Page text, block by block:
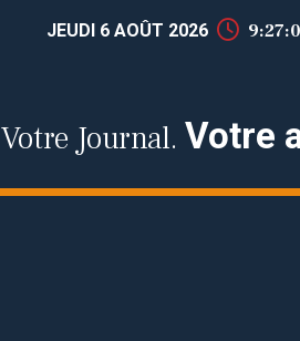
JEUDI 6 AOÛT 2026
Votre Journal. Votre